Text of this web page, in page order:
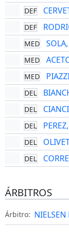
DEF
DEF
MED
MED
MED
DEL
DEL
DEL
DEL
DEL
ÁRBITROS
Árbitro: